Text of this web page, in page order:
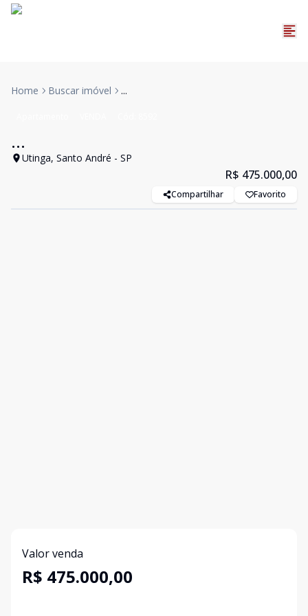
Home Buscar imóvel ...
...
Utinga, Santo André - SP
R$ 475.000,00
Compartilhar Favorito
Valor venda
R$ 475.000,00